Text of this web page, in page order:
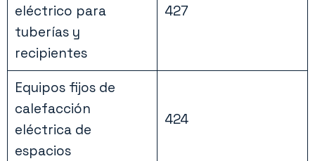
eléctrico para
tuberías y
recipientes
427
Equipos fijos de
calefacción
eléctrica de
espacios
424